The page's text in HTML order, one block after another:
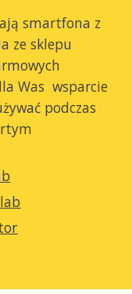
smartfona z
ze sklepu
Was  wsparcie
podczas